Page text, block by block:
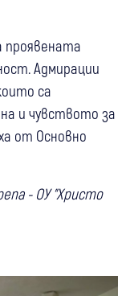
проявената
Адмирации
са
и чувството за
от Основно
- ОУ "Христо